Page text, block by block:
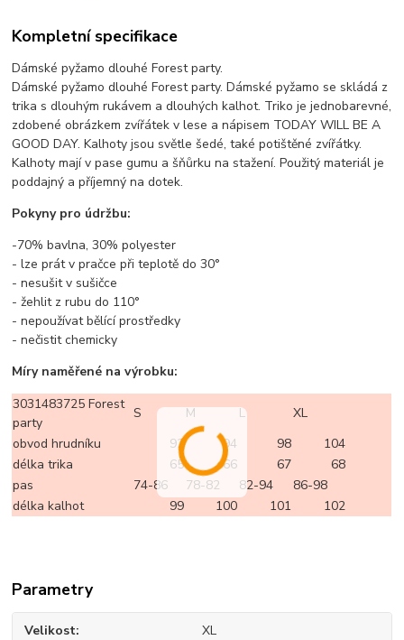
Kompletní specifikace
Dámské pyžamo dlouhé Forest party.
Dámské pyžamo dlouhé Forest party. Dámské pyžamo se skládá z
trika s dlouhým rukávem a dlouhých kalhot. Triko je jednobarevné,
zdobené obrázkem zvířátek v lese a nápisem TODAY WILL BE A
GOOD DAY. Kalhoty jsou světle šedé, také potištěné zvířátky.
Kalhoty mají v pase gumu a šňůrku na stažení. Použitý materiál je
poddajný a příjemný na dotek.
Pokyny pro údržbu:
-70% bavlna, 30% polyester
- lze prát v pračce při teplotě do 30°
- nesušit v sušičce
- žehlit z rubu do 110°
- nepoužívat bělící prostředky
- nečistit chemicky
Míry naměřené na výrobku:
3031483725 Forest
party
S M L
XL
obvod hrudníku
92 94 98
104
délka trika
65 66 67
68
pas
74-86 78-82 82-94
86-98
délka kalhot
99 100 101 102
Parametry
Velikost XL